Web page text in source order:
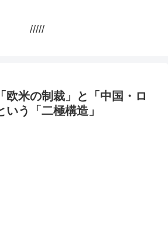
/////
欧米の制裁」と「中国・ロ
いう「二極構造」